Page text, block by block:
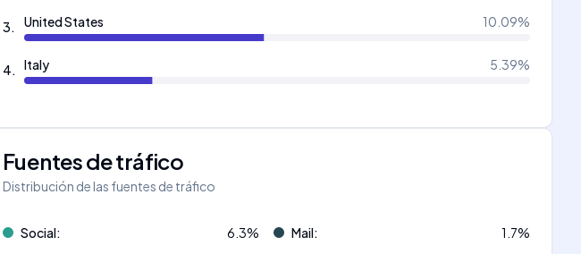
3. United States 10.09%
4. Italy 5.39%
Fuentes de tráfico
Distribución de las fuentes de tráfico
Social: 6.3% Mail: 1.7%